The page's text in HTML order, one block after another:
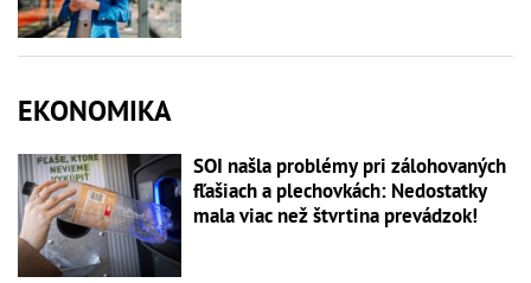
EKONOMIKA
SOI našla problémy pri zálohovaných
fľašiach a plechovkách: Nedostatky
mala viac než štvrtina prevádzok!